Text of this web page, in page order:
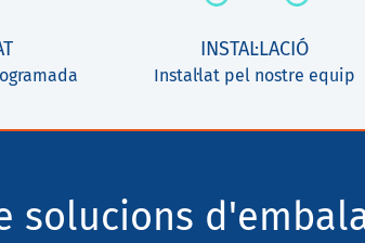
INSTAL·LACIÓ
Instal·lat pel nostre equip
solucions